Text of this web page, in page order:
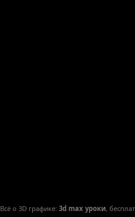
Всё о 3D графике: 3d max уроки,